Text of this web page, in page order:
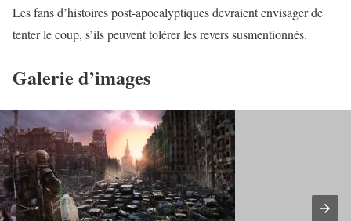
Les fans d’histoires post-apocalyptiques devraient envisager de
tenter le coup, s’ils peuvent tolérer les revers susmentionnés.
Galerie d’images